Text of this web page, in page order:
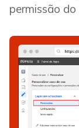
permissão do